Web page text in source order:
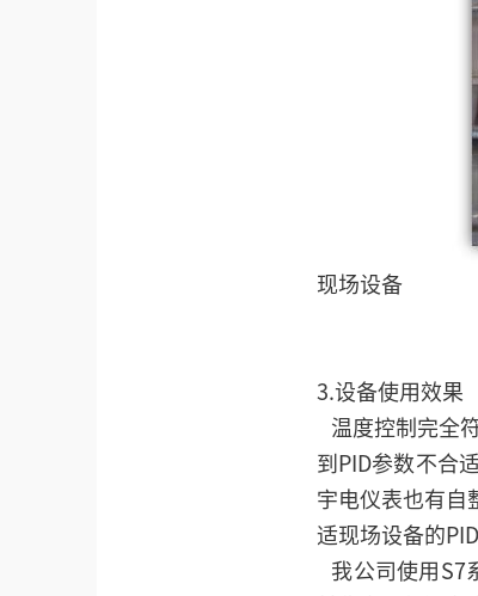
现场设备
3.设备使用效果
温度控制完全
到PID参数不合
宇电仪表也有自
适现场设备的
我公司使用S7